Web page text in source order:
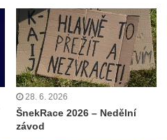
28. 6. 2026
ŠnekRace 2026 – Nedělní
závod